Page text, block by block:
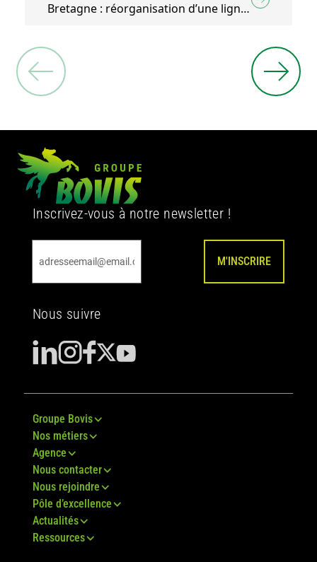
Bretagne : réorganisation d’une ligne
Inscrivez-vous à notre newsletter !
M'INSCRIRE
Nous suivre
Groupe Bovis
Nos métiers
Agence
Nous contacter
Nous rejoindre
Pôle d’excellence
Actualités
Ressources